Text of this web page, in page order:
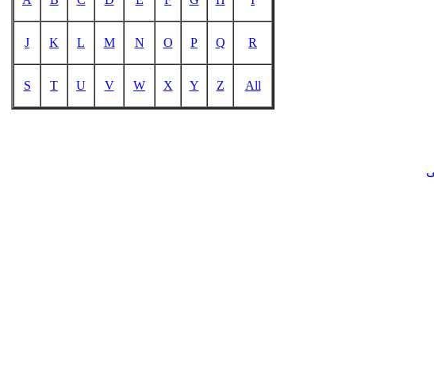
R
Q
P
O
N
M
L
K
J
All
Z
Y
X
W
V
U
T
S